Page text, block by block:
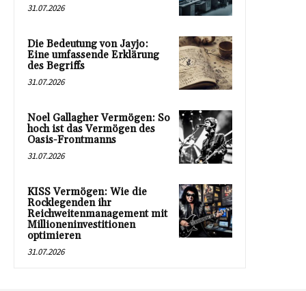
31.07.2026
Die Bedeutung von Jayjo:
Eine umfassende Erklärung
des Begriffs
31.07.2026
Noel Gallagher Vermögen: So
hoch ist das Vermögen des
Oasis-Frontmanns
31.07.2026
KISS Vermögen: Wie die
Rocklegenden ihr
Reichweitenmanagement mit
Millioneninvestitionen
optimieren
31.07.2026